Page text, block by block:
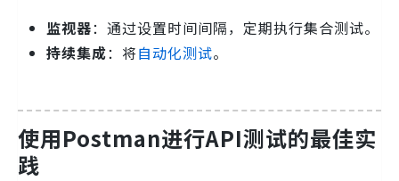
监视器：通过设置时间间隔，定期执行集合测试。
持续集成：将自动化测试。
使用Postman进行API测试的最佳实
践